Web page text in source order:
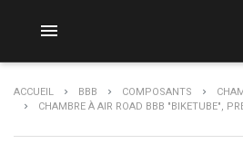

ACCUEIL BBB COMPOSANTS
CHAMBRE À AIR ROAD BBB "BIKETUBE",